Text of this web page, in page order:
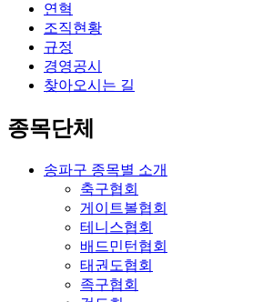
연혁
조직현황
규정
경영공시
찾아오시는 길
종목단체
송파구 종목별 소개
축구협회
게이트볼협회
테니스협회
배드민턴협회
태권도협회
족구협회